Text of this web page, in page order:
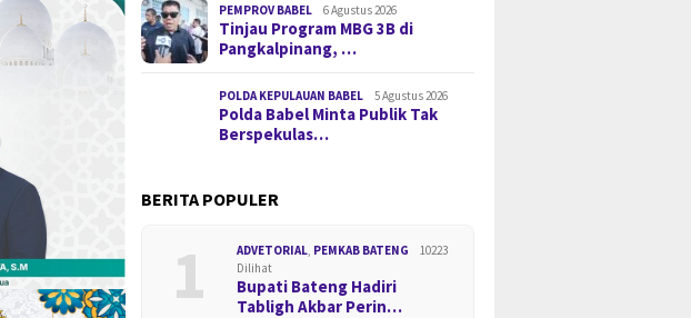
PEMPROV BABEL 6 Agustus 2026
Tinjau Program MBG 3B di
Pangkalpinang, …
POLDA KEPULAUAN BABEL 5 Agustus 2026
Polda Babel Minta Publik Tak
Berspekulas…
BERITA POPULER
1 ADVETORIAL, PEMKAB BATENG
10223
Dilihat
Bupati Bateng Hadiri
Tabligh Akbar Perin…